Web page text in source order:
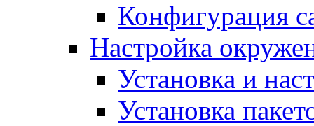
Конфигурация
Настройка
Установка и
Установка